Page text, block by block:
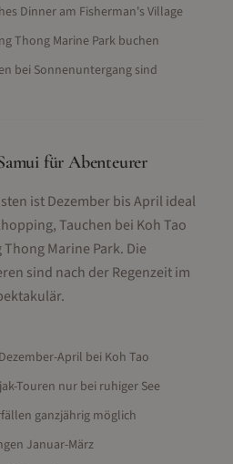
Dinner am Fisherman's Village
Thong Marine Park buchen
bei Sonnenuntergang sind
für Abenteurer
ist Dezember bis April ideal
Tauchen bei Koh Tao
Marine Park. Die
sind nach der Regenzeit im
April bei Koh Tao
Touren nur bei ruhiger See
ganzjährig möglich
Januar-März